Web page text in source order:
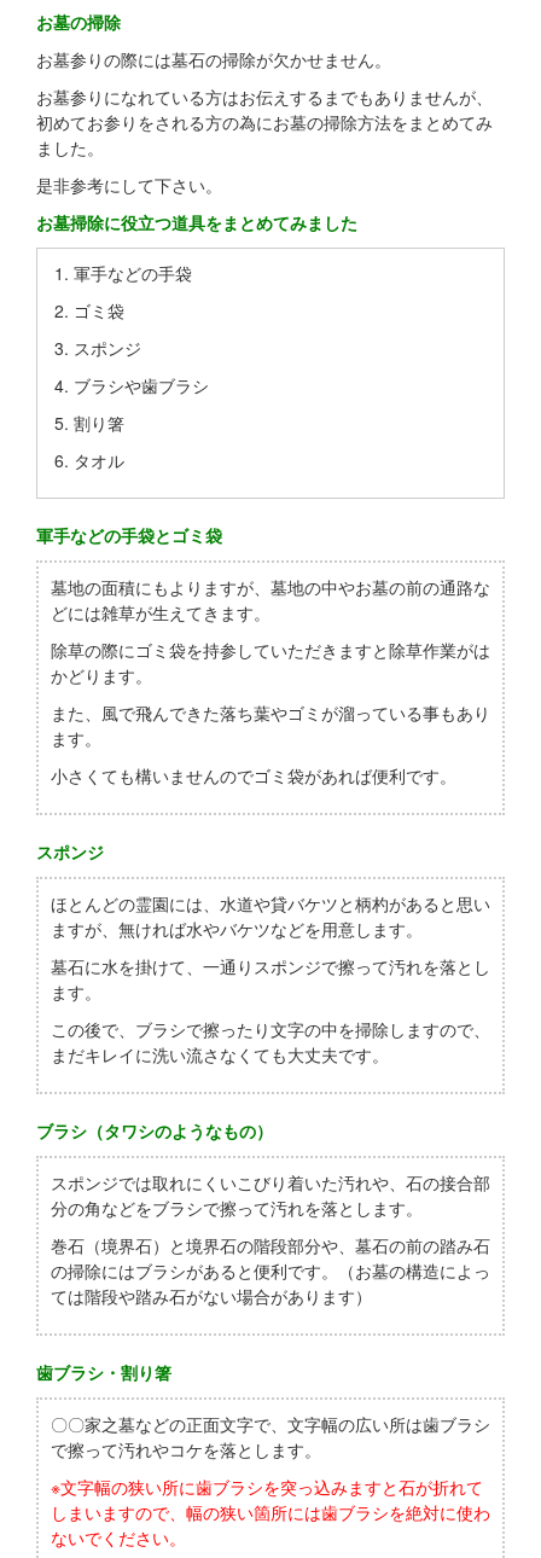
お墓の掃除
お墓参りの際には墓石の掃除が欠かせません。
お墓参りになれている方はお伝えするまでもありませんが、
初めてお参りをされる方の為にお墓の掃除方法をまとめてみ
ました。
是非参考にして下さい。
お墓掃除に役立つ道具をまとめてみました
軍手などの手袋
ゴミ袋
スポンジ
ブラシや歯ブラシ
割り箸
タオル
軍手などの手袋とゴミ袋
墓地の面積にもよりますが、墓地の中やお墓の前の通路な
どには雑草が生えてきます。
除草の際にゴミ袋を持参していただきますと除草作業がは
かどります。
また、風で飛んできた落ち葉やゴミが溜っている事もあり
ます。
小さくても構いませんのでゴミ袋があれば便利です。
スポンジ
ほとんどの霊園には、水道や貸バケツと柄杓があると思い
ますが、無ければ水やバケツなどを用意します。
墓石に水を掛けて、一通りスポンジで擦って汚れを落とし
ます。
この後で、ブラシで擦ったり文字の中を掃除しますので、
まだキレイに洗い流さなくても大丈夫です。
ブラシ（タワシのようなもの）
スポンジでは取れにくいこびり着いた汚れや、石の接合部
分の角などをブラシで擦って汚れを落とします。
巻石（境界石）と境界石の階段部分や、墓石の前の踏み石
の掃除にはブラシがあると便利です。（お墓の構造によっ
ては階段や踏み石がない場合があります）
歯ブラシ・割り箸
〇〇家之墓などの正面文字で、文字幅の広い所は歯ブラシ
で擦って汚れやコケを落とします。
※文字幅の狭い所に歯ブラシを突っ込みますと石が折れて
しまいますので、幅の狭い箇所には歯ブラシを絶対に使わ
ないでください。